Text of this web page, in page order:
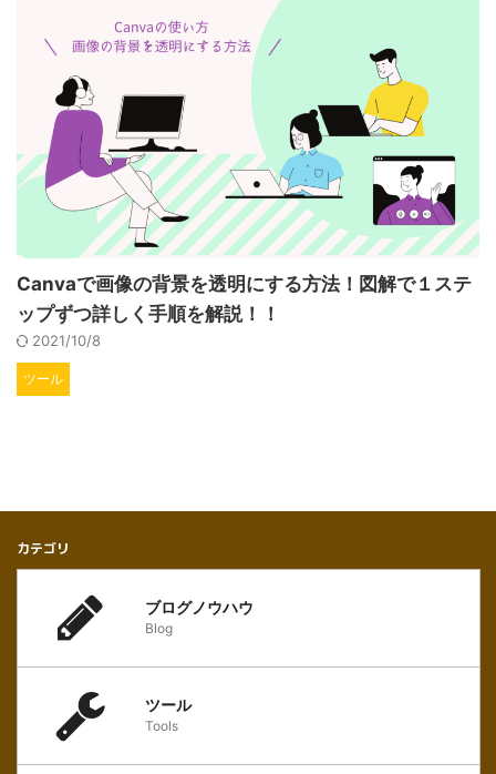
Canvaで画像の背景を透明にする方法！図解で１ステ
ップずつ詳しく手順を解説！！
2021/10/8
ツール
カテゴリ
ブログノウハウ
Blog
ツール
Tools